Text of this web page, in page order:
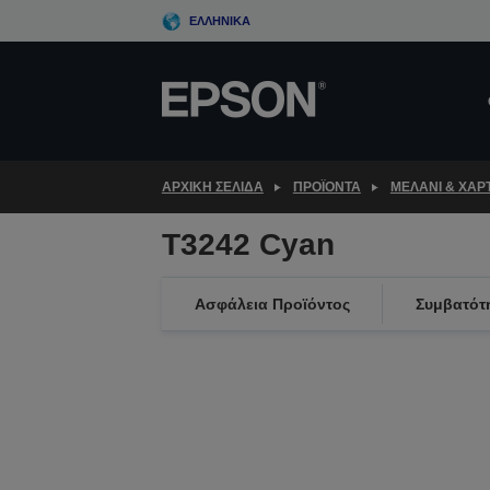
to
ΕΛΛΗΝΙΚΆ
ΑΡΧΙΚΗ ΣΕΛΙΔΑ ΠΡΟΪΌΝΤΑ ΜΕΛΆΝΙ &
T3242 Cyan
Ασφάλεια Προϊόντος